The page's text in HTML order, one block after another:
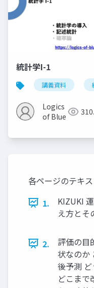
統計学I-1
講義資料
Logics
of Blue
各ページのテキ
1.
KIZUKI
え方とそ
2.
評価の目
状なのか
後予測
どこまで